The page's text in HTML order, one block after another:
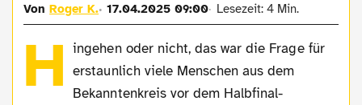
VonRoger K. 17.04.2025 09:00 Lesezeit: 4 Min.
H ingehen oder nicht, das war die Frage für
erstaunlich viele Menschen aus dem
Bekanntenkreis vor dem Halbfinal-